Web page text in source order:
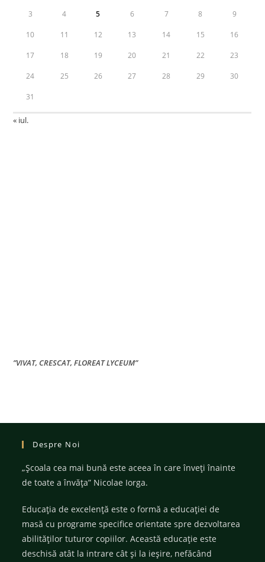
3 4 5 6 7 8 9
10 11 12 13 14 15 16
17 18 19 20 21 22 23
24 25 26 27 28 29 30
31
« iul.
”VIVAT, CRESCAT, FLOREAT LYCEUM”
Despre Noi
„Şcoala cea mai bună este aceea în care înveţi înainte
de toate a învăţa” Nicolae Iorga.
Educația de excelență este o formă a educației de
masă cu programe specifice orientate spre dezvoltarea
abilităților tuturor copiilor. Această educație este
deschisă atât la intrare cât și la ieșire, nefăcând